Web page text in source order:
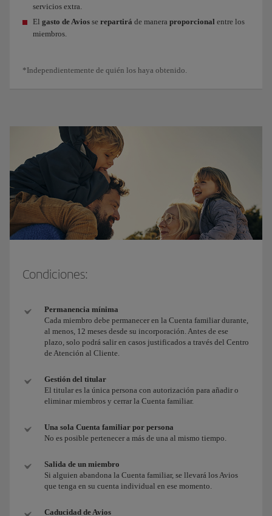
servicios extra.
El gasto de Avios se repartirá de manera proporcional entre los
miembros.
*Independientemente de quién los haya obtenido.
Condiciones:
Permanencia mínima
Cada miembro debe permanecer en la Cuenta familiar durante,
al menos, 12 meses desde su incorporación. Antes de ese
plazo, solo podrá salir en casos justificados a través del Centro
de Atención al Cliente.
Gestión del titular
El titular es la única persona con autorización para añadir o
eliminar miembros y cerrar la Cuenta familiar.
Una sola Cuenta familiar por persona
No es posible pertenecer a más de una al mismo tiempo.
Salida de un miembro
Si alguien abandona la Cuenta familiar, se llevará los Avios
que tenga en su cuenta individual en ese momento.
Caducidad de Avios